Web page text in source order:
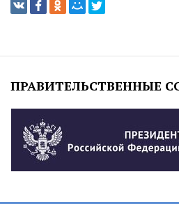
ПРАВИТЕЛЬСТВЕННЫЕ